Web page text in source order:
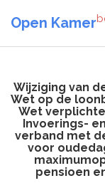
Open Kamer
Wijziging van
Wet op de
Wet
Invoerings-
verband met
voor
pensioen